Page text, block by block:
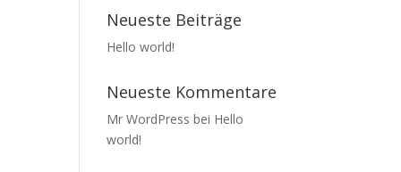
Neueste Beiträge
Hello world!
Neueste Kommentare
Mr WordPress bei Hello
world!